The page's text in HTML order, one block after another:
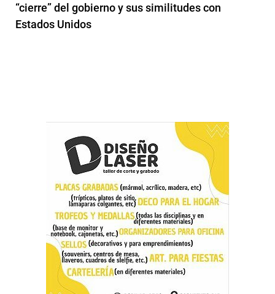
“cierre” del gobierno y sus similitudes con
Estados Unidos